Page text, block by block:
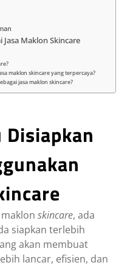
Jasa Maklon Skincare
maklon skincare yang terpercaya?
jasa maklon skincare?
maklonskincare, ada
siapkan terlebih
akan membuat
lancar, efisien, dan